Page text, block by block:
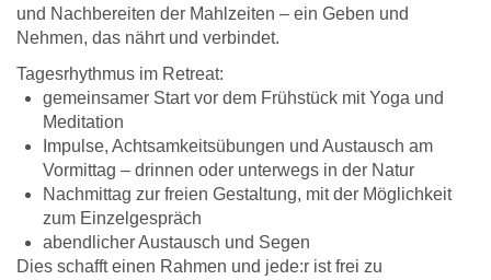
und Nachbereiten der Mahlzeiten – ein Geben und
Nehmen, das nährt und verbindet.
Tagesrhythmus im Retreat:
gemeinsamer Start vor dem Frühstück mit Yoga und
Meditation
Impulse, Achtsamkeitsübungen und Austausch am
Vormittag – drinnen oder unterwegs in der Natur
Nachmittag zur freien Gestaltung, mit der Möglichkeit
zum Einzelgespräch
abendlicher Austausch und Segen
Dies schafft einen Rahmen und jede:r ist frei zu